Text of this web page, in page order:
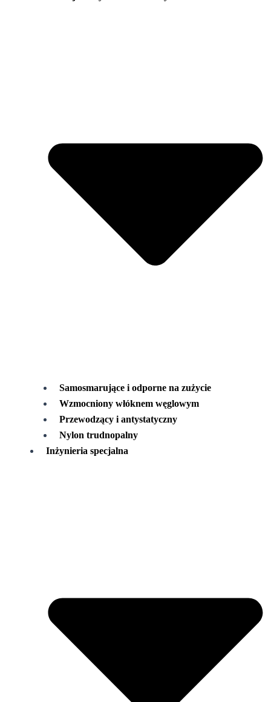
Samosmarujące i odporne na zużycie
Wzmocniony włóknem węglowym
Przewodzący i antystatyczny
Nylon trudnopalny
Inżynieria specjalna